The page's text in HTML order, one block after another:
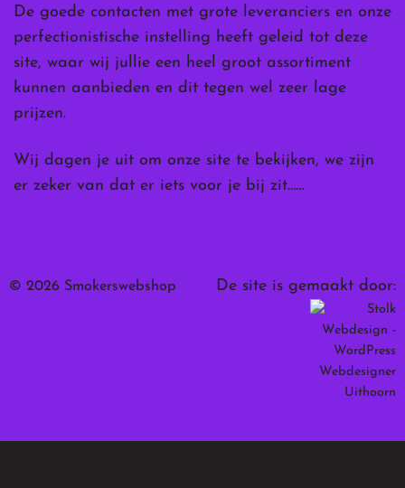
De goede contacten met grote leveranciers en onze
perfectionistische instelling heeft geleid tot deze
site, waar wij jullie een heel groot assortiment
kunnen aanbieden en dit tegen wel zeer lage
prijzen.
Wij dagen je uit om onze site te bekijken, we zijn
er zeker van dat er iets voor je bij zit……
© 2026 Smokerswebshop De site is gemaakt door: